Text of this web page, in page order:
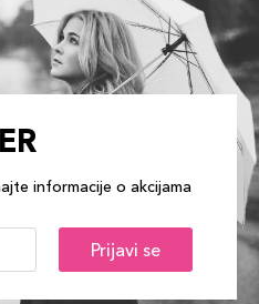
informacije o akcijama
Prijavi se